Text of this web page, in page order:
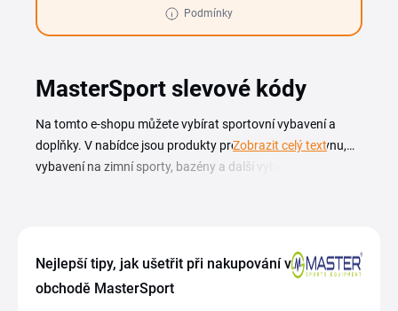
Podmínky
MasterSport slevové kódy
Na tomto e-shopu můžete vybírat sportovní vybavení a
doplňky. V nabídce jsou produkty pro fitness a posilovnu,
vybavení na zimní sporty, bazény a další vybavení na různé
budete vybírat zlevněné zboží z kategorie Výprodej.
Zákazníci, kteří nakoupí nad určitou částku, dosáhnou na
dopravu zdarma.
Zobrazit celý text
Nejlepší tipy, jak ušetřit při nakupování v
obchodě MasterSport